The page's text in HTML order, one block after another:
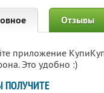
Отзывы
приложение
Это удобно :)
ПОЛУЧИТЕ